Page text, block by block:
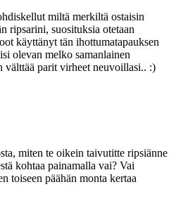
miltä merkiltä ostaisin
ripsarini, suosituksia otetaan
käyttänyt tän ihottumatapauksen
olevan melko samanlainen
välttää parit virheet neuvoillasi.. :)
miten te oikein taivutitte ripsiänne
kohtaa painamalla vai? Vai
toiseen päähän monta kertaa